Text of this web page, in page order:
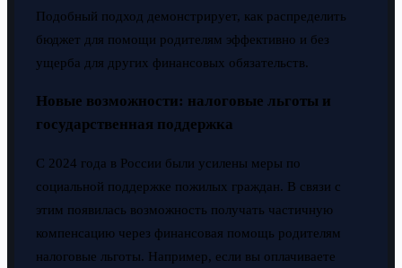
Подобный подход демонстрирует, как распределить
бюджет для помощи родителям эффективно и без
ущерба для других финансовых обязательств.
Новые возможности: налоговые льготы и
государственная поддержка
С 2024 года в России были усилены меры по
социальной поддержке пожилых граждан. В связи с
этим появилась возможность получать частичную
компенсацию через финансовая помощь родителям
налоговые льготы. Например, если вы оплачиваете